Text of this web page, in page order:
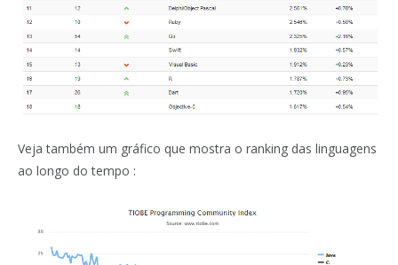
Veja também um gráfico que mostra o ranking das linguagens
ao longo do tempo :